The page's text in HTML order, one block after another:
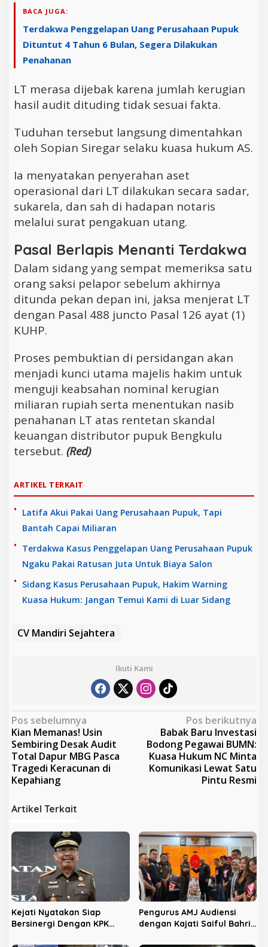
BACA JUGA:
Terdakwa Penggelapan Uang Perusahaan Pupuk
Dituntut 4 Tahun 6 Bulan, Segera Dilakukan
Penahanan
LT merasa dijebak karena jumlah kerugian
hasil audit dituding tidak sesuai fakta.
Tuduhan tersebut langsung dimentahkan
oleh Sopian Siregar selaku kuasa hukum AS.
Ia menyatakan penyerahan aset
operasional dari LT dilakukan secara sadar,
sukarela, dan sah di hadapan notaris
melalui surat pengakuan utang.
Pasal Berlapis Menanti Terdakwa
Dalam sidang yang sempat memeriksa satu
orang saksi pelapor sebelum akhirnya
ditunda pekan depan ini, jaksa menjerat LT
dengan Pasal 488 juncto Pasal 126 ayat (1)
KUHP.
Proses pembuktian di persidangan akan
menjadi kunci utama majelis hakim untuk
menguji keabsahan nominal kerugian
miliaran rupiah serta menentukan nasib
penahanan LT atas rentetan skandal
keuangan distributor pupuk Bengkulu
tersebut. (Red)
ARTIKEL TERKAIT
Latifa Akui Pakai Uang Perusahaan Pupuk, Tapi
Bantah Capai Miliaran
Terdakwa Kasus Penggelapan Uang Perusahaan Pupuk
Ngaku Pakai Ratusan Juta Untuk Biaya Salon
Sidang Kasus Perusahaan Pupuk, Hakim Warning
Kuasa Hukum: Jangan Temui Kami di Luar Sidang
CV Mandiri Sejahtera
Ikuti Kami
N
a
v
i
g
a
i
p
o
s
Pos sebelumnya
Kian Memanas! Usin
Sembiring Desak Audit
Total Dapur MBG Pasca
Tragedi Keracunan di
Kepahiang
Pos berikutnya
Babak Baru Investasi
Bodong Pegawai BUMN:
Kuasa Hukum NC Minta
Komunikasi Lewat Satu
Pintu Resmi
Artikel Terkait
Kejati Nyatakan Siap
Bersinergi Dengan KPK
Pengurus AMJ Audiensi
dengan Kajati Saiful Bahri